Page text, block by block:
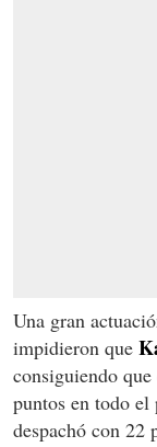
Una gran
impidieron que
consiguiendo
puntos en todo el
despachó con 22